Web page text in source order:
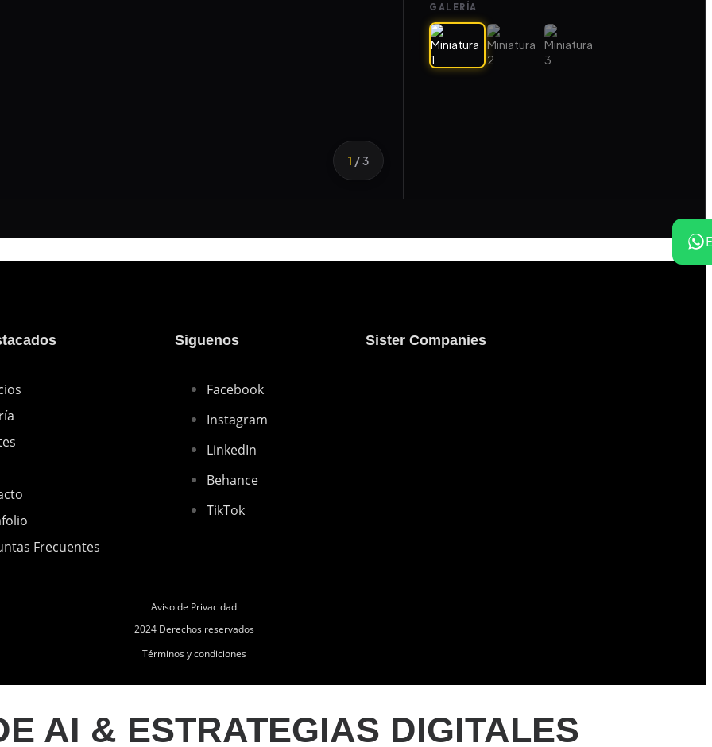
1 / 3
GALERÍA
Frecuentes
Siguenos
Facebook
Instagram
LinkedIn
Behance
TikTok
Sister Companies
Aviso de Privacidad
2024 Derechos reservados
Términos y condiciones
AI & ESTRATEGIAS DIGITALES